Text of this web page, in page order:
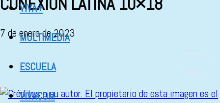
VIVA+
MULTIMEDIA
ESCUELA
VIVACOM
7 de enero de 2023